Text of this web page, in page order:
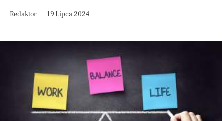
Redaktor 19 Lipca 2024